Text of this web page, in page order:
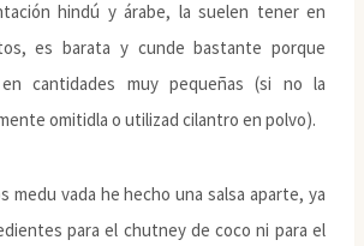
hindú y árabe, la suelen tener en
es barata y cunde bastante porque
cantidades muy pequeñas (si no la
omitidla o utilizad cilantro en polvo).
medu vada he hecho una salsa aparte, ya
para el chutney de coco ni para el